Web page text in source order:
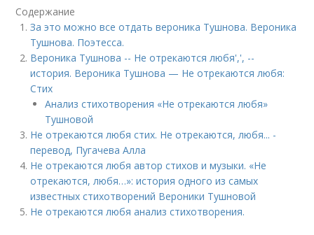
Содержание
За это можно все отдать вероника Тушнова. Вероника
Тушнова. Поэтесса.
Вероника Тушнова -- Не отрекаются любя',', --
история. Вероника Тушнова — Не отрекаются любя:
Стих
Анализ стихотворения «Не отрекаются любя»
Тушновой
Не отрекаются любя стих. Не отрекаются, любя... -
перевод, Пугачева Алла
Не отрекаются любя автор стихов и музыки. «Не
отрекаются, любя…»: история одного из самых
известных стихотворений Вероники Тушновой
Не отрекаются любя анализ стихотворения.